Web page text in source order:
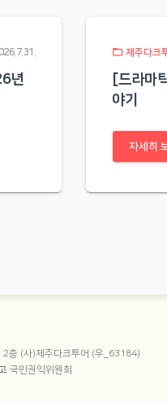
년
folder_open 제주다크
[드라마
야기
자세히
2층 (사)제주다크투어 (우_63184)
국민권익위원회